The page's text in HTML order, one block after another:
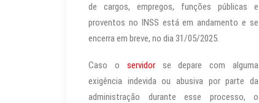
de cargos, empregos, funções públicas e
proventos no INSS está em andamento e se
encerra em breve, no dia 31/05/2025.
Caso o servidorse depare com alguma
exigência indevida ou abusiva por parte da
administração durante esse processo, o